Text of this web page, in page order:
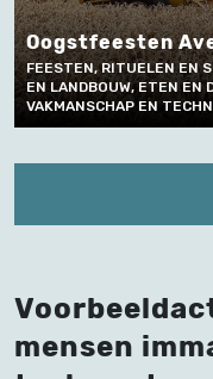
Oogstfeesten
FEESTEN, RITUELEN EN
EN LANDBOUW, ETEN EN
VAKMANSCHAP EN
mensen